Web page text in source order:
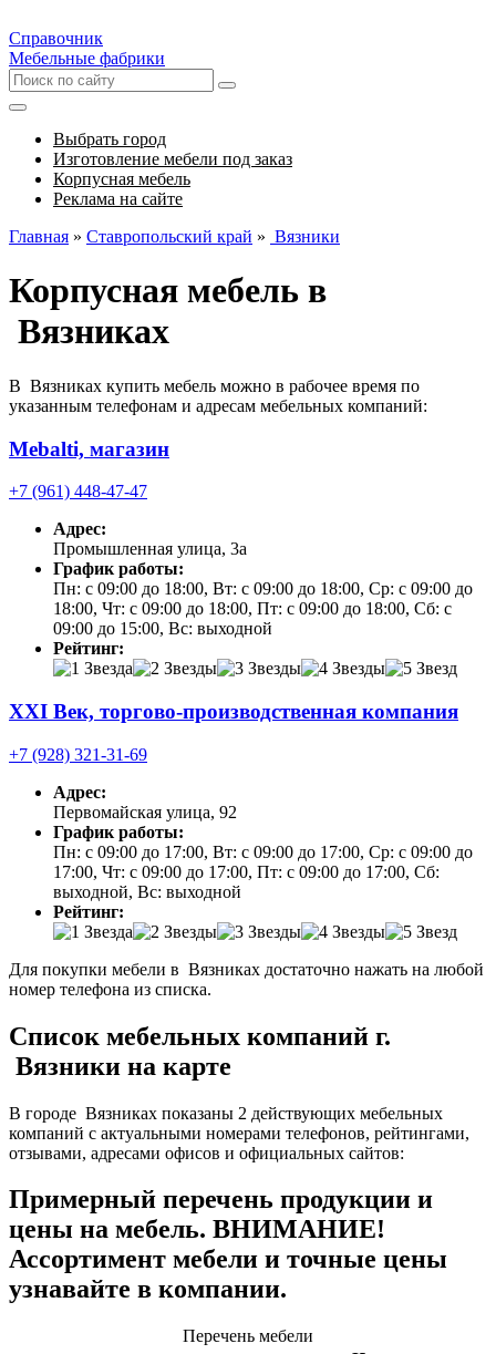
Справочник
Мебельные фабрики
Выбрать город
Изготовление мебели под заказ
Корпусная мебель
Реклама на сайте
Главная » Ставропольский край » Вязники
Корпусная мебель в
Вязниках
В Вязниках купить мебель можно в рабочее время по
указанным телефонам и адресам мебельных компаний:
Mebalti, магазин
+7 (961) 448-47-47
Адрес:
Промышленная улица, 3а
График работы:
Пн: с 09:00 до 18:00, Вт: с 09:00 до 18:00, Ср: с 09:00 до
18:00, Чт: с 09:00 до 18:00, Пт: с 09:00 до 18:00, Сб: с
09:00 до 15:00, Вс: выходной
Рейтинг:
XXI Век, торгово-производственная компания
+7 (928) 321-31-69
Адрес:
Первомайская улица, 92
График работы:
Пн: с 09:00 до 17:00, Вт: с 09:00 до 17:00, Ср: с 09:00 до
17:00, Чт: с 09:00 до 17:00, Пт: с 09:00 до 17:00, Сб:
выходной, Вс: выходной
Рейтинг:
Для покупки мебели в Вязниках достаточно нажать на любой
номер телефона из списка.
Список мебельных компаний г.
Вязники на карте
В городе Вязниках показаны 2 действующих мебельных
компаний с актуальными номерами телефонов, рейтингами,
отзывами, адресами офисов и официальных сайтов:
Примерный перечень продукции и
цены на мебель. ВНИМАНИЕ!
Ассортимент мебели и точные цены
узнавайте в компании.
Перечень мебели